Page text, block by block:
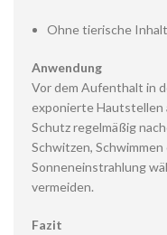
Ohne tierische
Anwendung
Vor dem Aufenthalt in
exponierte Hautstellen
Schutz regelmäßig
Schwitzen,
Sonneneinstrahlung
vermeiden.
Fazit